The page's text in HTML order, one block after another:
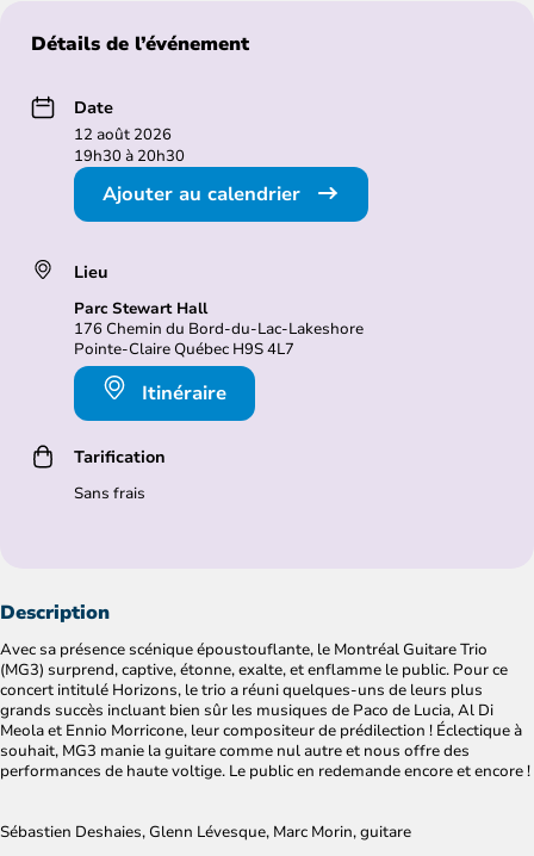
Détails de l’événement
Date
12 août 2026
19h30 à 20h30
Ajouter au calendrier
Lieu
Parc Stewart Hall
176 Chemin du Bord-du-Lac-Lakeshore
Pointe-Claire Québec H9S 4L7
Itinéraire
Tarification
Sans frais
Description
Avec sa présence scénique époustouflante, le Montréal Guitare Trio
(MG3) surprend, captive, étonne, exalte, et enflamme le public. Pour ce
concert intitulé Horizons, le trio a réuni quelques-uns de leurs plus
grands succès incluant bien sûr les musiques de Paco de Lucia, Al Di
Meola et Ennio Morricone, leur compositeur de prédilection ! Éclectique à
souhait, MG3 manie la guitare comme nul autre et nous offre des
performances de haute voltige. Le public en redemande encore et encore !
Sébastien Deshaies, Glenn Lévesque, Marc Morin, guitare